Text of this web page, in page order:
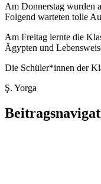
Am Donnerstag wurden
Folgend warteten tolle
Am Freitag lernte die
Ägypten und
Die Schüler*innen der
Ş. Yorga